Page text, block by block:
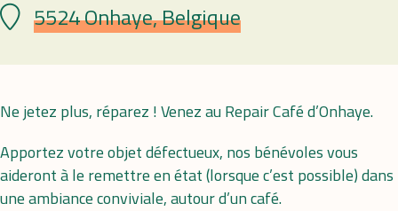
Lieu 5524 Onhaye, Belgique
Ne jetez plus, réparez ! Venez au Repair Café d’Onhaye.
Apportez votre objet défectueux, nos bénévoles vous
aideront à le remettre en état (lorsque c’est possible) dans
une ambiance conviviale, autour d’un café.